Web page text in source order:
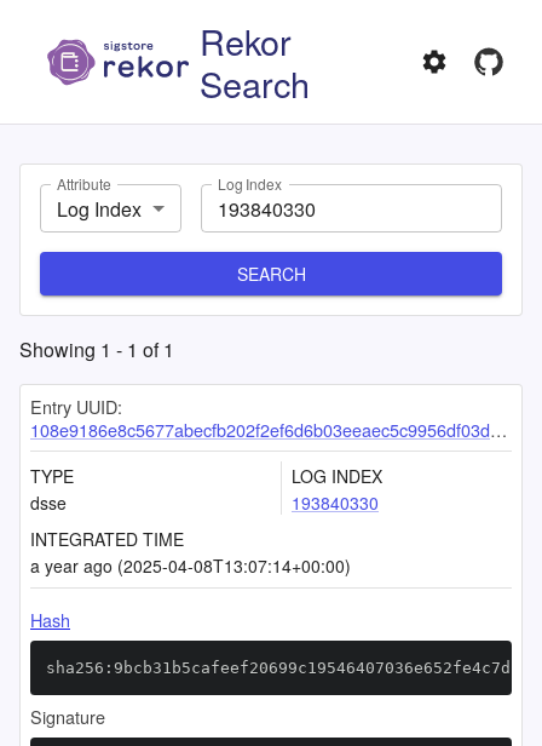
Rekor
Search
Attribute
Log Index
Log Index
SEARCH
Showing 1 - 1 of1
Entry UUID:
108e9186e8c5677abecfb202f2ef6d6b03eeaec5c9956df03d4a2c4759fc8356873f0d5df73629b3
TYPE
dsse
LOG INDEX
193840330
INTEGRATED TIME
a year ago (2025-04-08T13:07:14+00:00)
Hash
Signature